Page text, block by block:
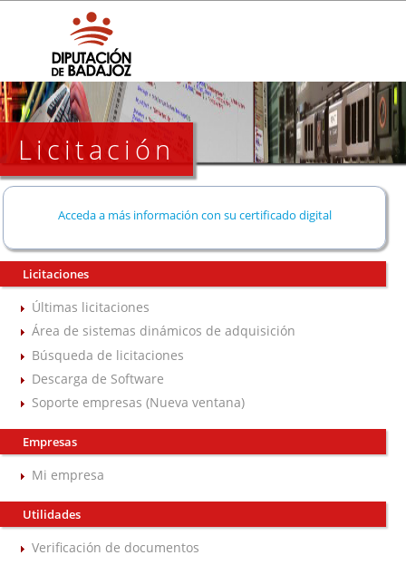
Licitación
Acceda a más información con su certificado digital
Licitaciones
Últimas licitaciones
Área de sistemas dinámicos de adquisición
Búsqueda de licitaciones
Descarga de Software
Soporte empresas (Nueva ventana)
Empresas
Mi empresa
Utilidades
Verificación de documentos